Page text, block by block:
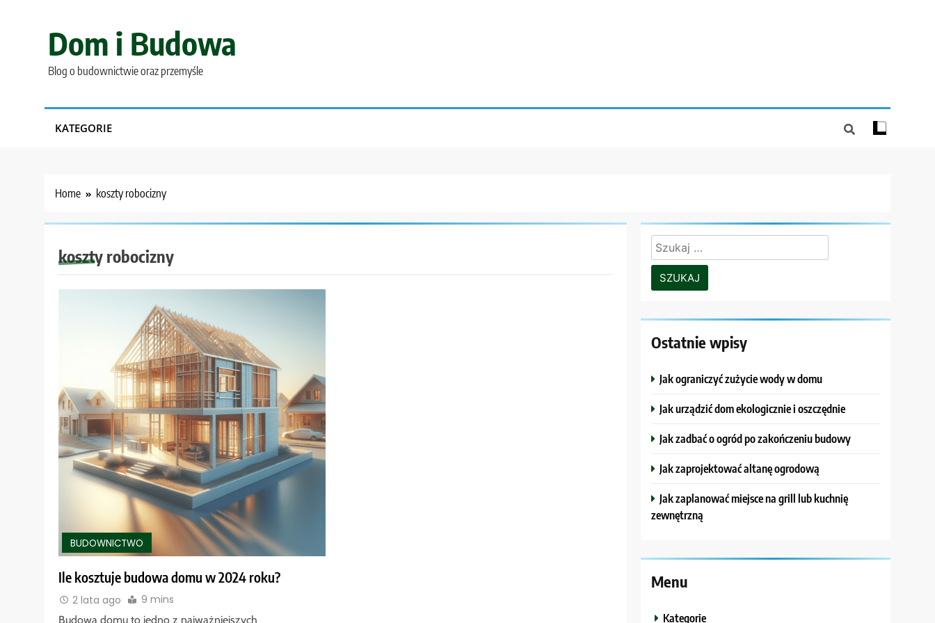
Dom i Budowa
Blog o budownictwie oraz przemyśle
KATEGORIE
Home koszty robocizny
koszty robocizny
BUDOWNICTWO
Ile kosztuje budowa domu w 2024 roku?
2 lata ago 9 mins
Budowa domu to jedno z najważniejszych
Szukaj:
Ostatnie wpisy
Jak ograniczyć zużycie wody w domu
Jak urządzić dom ekologicznie i oszczędnie
Jak zadbać o ogród po zakończeniu budowy
Jak zaprojektować altanę ogrodową
Jak zaplanować miejsce na grill lub kuchnię
zewnętrzną
Menu
Kategorie